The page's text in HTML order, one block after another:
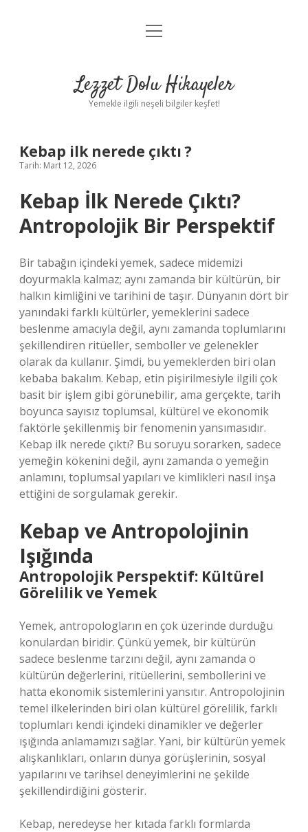
Anasayfa
Yasal Uyarı
menüyü
Lezzet Dolu Hikayeler
Yemekle ilgili neşeli bilgiler keşfet!
Kebap ilk nerede çıktı ?
Tarih: Mart 12, 2026
Kebap İlk Nerede Çıktı?
Antropolojik Bir Perspektif
Bir tabağın içindeki yemek, sadece midemizi
doyurmakla kalmaz; aynı zamanda bir kültürün, bir
halkın kimliğini ve tarihini de taşır. Dünyanın dört bir
yanındaki farklı kültürler, yemeklerini sadece
beslenme amacıyla değil, aynı zamanda toplumlarını
şekillendiren ritüeller, semboller ve gelenekler
olarak da kullanır. Şimdi, bu yemeklerden biri olan
kebaba bakalım. Kebap, etin pişirilmesiyle ilgili çok
basit bir işlem gibi görünebilir, ama gerçekte, tarih
boyunca sayısız toplumsal, kültürel ve ekonomik
faktörle şekillenmiş bir fenomenin yansımasıdır.
Kebap ilk nerede çıktı? Bu soruyu sorarken, sadece
yemeğin kökenini değil, aynı zamanda o yemeğin
anlamını, toplumsal yapıları ve kimlikleri nasıl inşa
ettiğini de sorgulamak gerekir.
Kebap ve Antropolojinin
Işığında
Antropolojik Perspektif: Kültürel
Görelilik ve Yemek
Yemek, antropologların en çok üzerinde durduğu
konulardan biridir. Çünkü yemek, bir kültürün
sadece beslenme tarzını değil, aynı zamanda o
kültürün değerlerini, ritüellerini, sembollerini ve
hatta ekonomik sistemlerini yansıtır. Antropolojinin
temel ilkelerinden biri olan kültürel görelilik, farklı
toplumları kendi içindeki dinamikler ve değerler
ışığında anlamamızı sağlar. Yani, bir kültürün yemek
alışkanlıkları, onların dünya görüşlerinin, sosyal
yapılarını ve tarihsel deneyimlerini ne şekilde
şekillendirdiğini gösterir.
Kebap, neredeyse her kıtada farklı formlarda